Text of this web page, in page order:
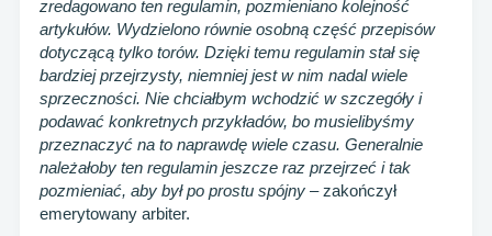
zredagowano ten regulamin, pozmieniano kolejność
artykułów. Wydzielono równie osobną część przepisów
dotyczącą tylko torów. Dzięki temu regulamin stał się
bardziej przejrzysty, niemniej jest w nim nadal wiele
sprzeczności. Nie chciałbym wchodzić w szczegóły i
podawać konkretnych przykładów, bo musielibyśmy
przeznaczyć na to naprawdę wiele czasu. Generalnie
należałoby ten regulamin jeszcze raz przejrzeć i tak
pozmieniać, aby był po prostu spójny – zakończył
emerytowany arbiter.